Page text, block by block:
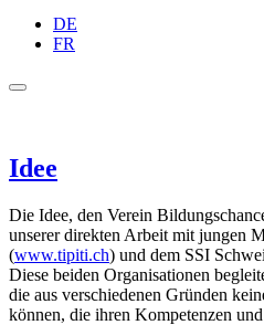
DE
FR
Idee
Die Idee, den Verein
unserer direkten Arbeit mit jungen
(www.tipiti.ch) und dem SSI
Diese beiden Organisationen
die aus verschiedenen Gründen
können, die ihren Kompetenzen